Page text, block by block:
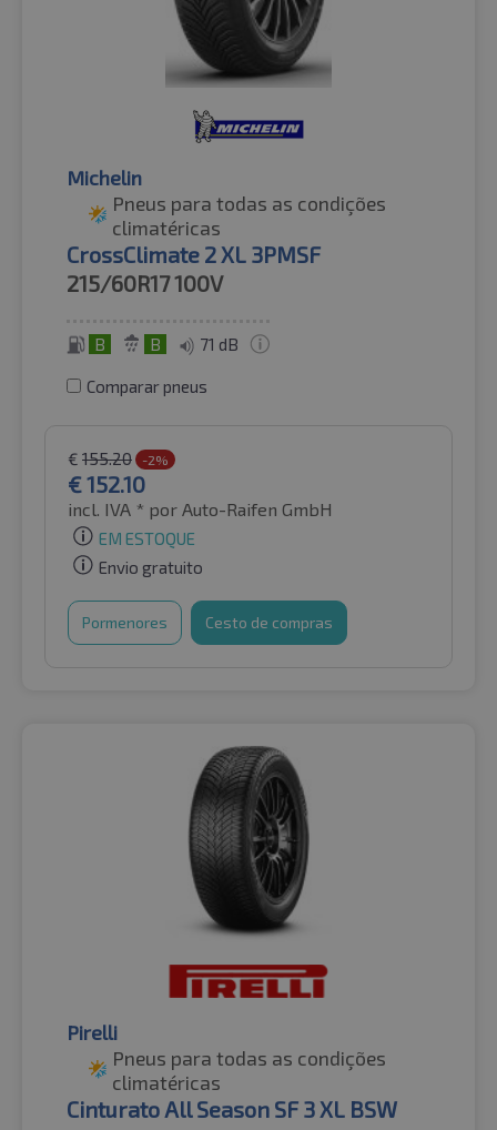
Michelin
Pneus para todas as condições
climatéricas
CrossClimate 2 XL 3PMSF
215/60R17100V
B B 71 dB
Comparar pneus
€ 155.20 -2%
€152.10
incl. IVA * por Auto-Raifen GmbH
EM ESTOQUE
Envio gratuito
Pormenores Cesto de compras
Pirelli
Pneus para todas as condições
climatéricas
Cinturato All Season SF 3 XL BSW